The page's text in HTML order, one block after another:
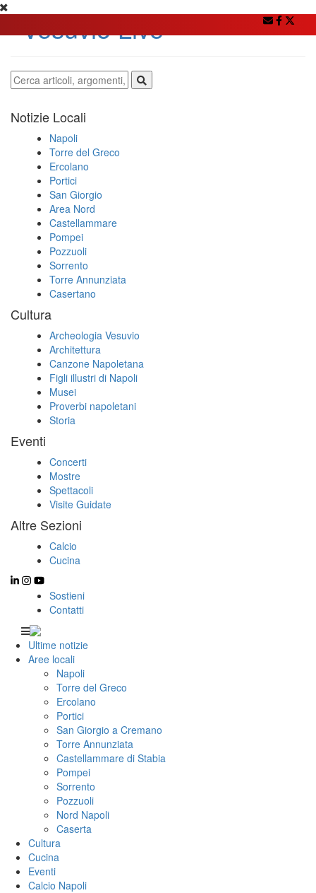
Notizie Locali
Napoli
Torre del Greco
Ercolano
Portici
San Giorgio
Area Nord
Castellammare
Pompei
Pozzuoli
Sorrento
Torre Annunziata
Casertano
Cultura
Archeologia Vesuvio
Architettura
Canzone Napoletana
Figli illustri di Napoli
Musei
Proverbi napoletani
Storia
Eventi
Concerti
Mostre
Spettacoli
Visite Guidate
Altre Sezioni
Calcio
Cucina
Sostieni
Contatti
Ultime notizie
Aree locali
Napoli
Torre del Greco
Ercolano
Portici
San Giorgio a Cremano
Torre Annunziata
Castellammare di Stabia
Pompei
Sorrento
Pozzuoli
Nord Napoli
Caserta
Cultura
Cucina
Eventi
Calcio Napoli